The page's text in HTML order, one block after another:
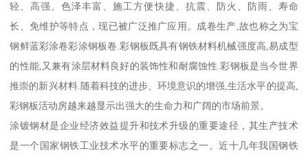
轻、高强、色泽丰富、施工方便快捷、抗震、防火、防雨、寿命
长、免维护等特点，现已被广泛推广应用。成卷生产,故也称之为宝
钢鲜蓝彩涂卷彩涂钢板卷.彩钢板既具有钢铁材料机械强度高,易成型
的性能,又兼有涂层材料良好的装饰性和耐腐蚀性.彩钢板是当今世界
推崇的新兴材料.随着科技的进步、环境意识的增强,生活水平的提高,
彩钢板活动房越来越显示出强大的生命力和广阔的市场前景。
涂镀钢材是企业经济效益提升和技术升级的重要途径，其生产技术
是一个国家钢铁工业技术水平的重要标志之一。近十几年我国钢铁